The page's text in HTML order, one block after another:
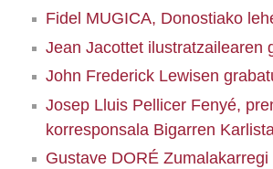
Fidel MUGICA, Donostiako
Jean Jacottet ilustratzailearen
John Frederick Lewisen
Josep Lluis Pellicer Fenyé,
korresponsala Bigarren
Gustave DORÉ